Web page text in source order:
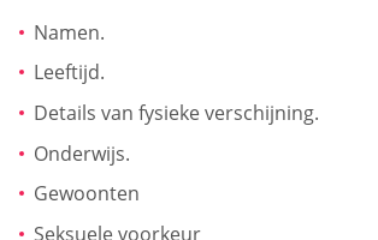
Namen.
Leeftijd.
Details van fysieke verschijning.
Onderwijs.
Gewoonten
Seksuele voorkeur